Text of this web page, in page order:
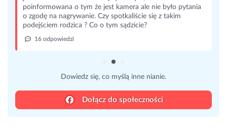
poinformowana o tym że jest kamera ale nie było pytania
o zgodę na nagrywanie. Czy spotkaliście się z takim
podejściem rodzica ? Co o tym sądzicie?
16 odpowiedzi
Dowiedz się, co myślą inne nianie.
Dołącz do społeczności